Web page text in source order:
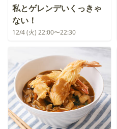
私とゲレンデいくっきゃ
ない！
12/4 (火) 22:00〜22:30